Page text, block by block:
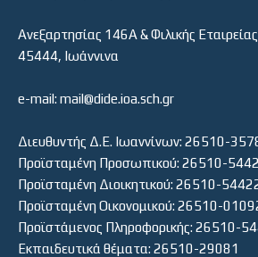
Ανεξαρτησίας 146Α & Φιλικής Εταιρείας
45444, Ιωάννινα
e-mail: mail@dide.ioa.sch.gr
Διευθυντής Δ.Ε. Ιωαννίνων: 26510-
Προϊσταμένη Προσωπικού: 26510-
Προϊσταμένη Διοικητικού: 26510-
Προϊσταμένη Οικονομικού: 26510-
Προϊστάμενος Πληροφορικής: 26510-
Εκπαιδευτικά θέματα: 26510-29081